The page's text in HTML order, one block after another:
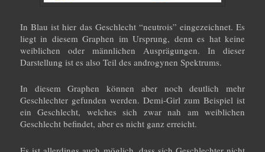
In Blau ist hier das Geschlecht “neutrois” eingezeichnet. Es
liegt in diesem Graphen im Ursprung, denn es hat keine
weiblichen oder männlichen Ausprägungen. In dieser
Darstellung ist es also Teil des androgynen Spektrums.
In diesem Graphen können aber noch deutlich mehr
Geschlechter gefunden werden. Demi-Girl zum Beispiel ist
ein Geschlecht, welches sich zwar nah am weiblichen
Geschlecht befindet, aber es nicht ganz erreicht.